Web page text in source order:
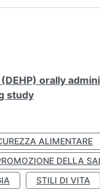
orally
study
ALIMENTARE
DELLA
STILI DI VITA